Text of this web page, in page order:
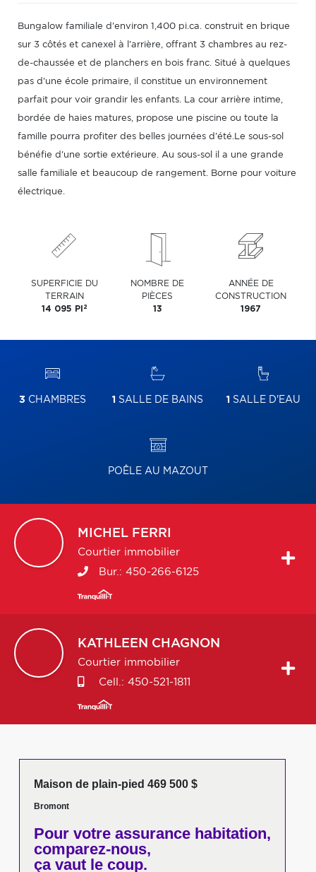
Bungalow familiale d'environ 1,400 pi.ca. construit en brique
sur 3 côtés et canexel à l'arrière, offrant 3 chambres au rez-
de-chaussée et de planchers en bois franc. Situé à quelques
pas d'une école primaire, il constitue un environnement
parfait pour voir grandir les enfants. La cour arrière intime,
bordée de haies matures, propose une piscine ou toute la
famille pourra profiter des belles journées d'été.Le sous-sol
bénéfie d'une sortie extérieure. Au sous-sol il a une grande
salle familiale et beaucoup de rangement. Borne pour voiture
électrique.
SUPERFICIE DU
TERRAIN
14 095 PI 2
NOMBRE DE
PIÈCES
13
ANNÉE DE
CONSTRUCTION
1967
3 CHAMBRES 1 SALLE DE BAINS 1 SALLE D'EAU
POÊLE AU MAZOUT
MICHEL FERRI
Courtier immobilier
Bur.: 450-266-6125
KATHLEEN CHAGNON
Courtier immobilier
Cell.: 450-521-1811
Maison de plain-pied 469 500 $
Bromont
Pour votreassurance habitation,
comparez-nous,
ça vaut le coup.